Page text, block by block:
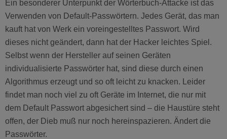
Ein besonderer Unterpunkt der Wörterbuch-Attacke ist das
Verwenden von Default-Passwörtern. Jedes Gerät, das man
kauft hat von Werk ein voreingestelltes Passwort. Wird
dieses nicht geändert, dann hat der Hacker leichtes Spiel.
Selbst wenn der Hersteller auf seinen Geräten
individualisierte Passwörter hat, sind diese durch einen
Algorithmus erzeugt und so oft leicht zu knacken. Leider
findet man noch viel zu oft Geräte im Internet, die nur mit
dem Default Passwort abgesichert sind – die Haustüre steht
offen, der Dieb muß nur noch hereinspazieren. Ändert die
Passwörter.